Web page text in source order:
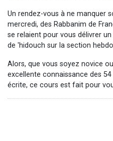
Un rendez-vous à ne manquer
mercredi, des Rabbanim de
se relaient pour vous délivrer
de 'hidouch sur la section
Alors, que vous soyez novice
excellente connaissance des
écrite, ce cours est fait pour